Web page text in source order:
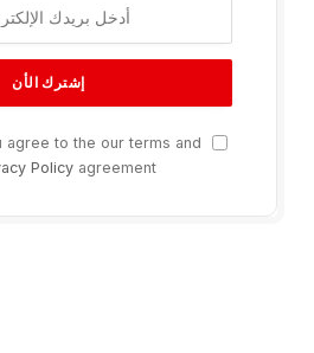
agree to the our terms and
Policyagreement.